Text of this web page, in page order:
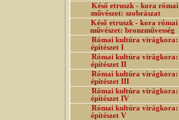
Késő etruszk - kora római
művészet: szobrászat
Késő etruszk - kora római
művészet: bronzművesség
Római kultúra virágkora:
építészet I
Római kultúra virágkora:
építészet II
Római kultúra virágkora:
építészet III
Római kultúra virágkora:
építészet IV
Római kultúra virágkora:
építészet V